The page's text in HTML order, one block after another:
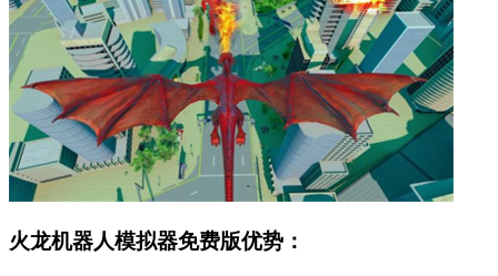
火龙机器人模拟器免费版优势：